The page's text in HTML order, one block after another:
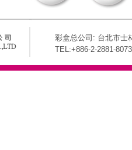
彩盒总公司: 台北市士
TEL:+886-2-2881-